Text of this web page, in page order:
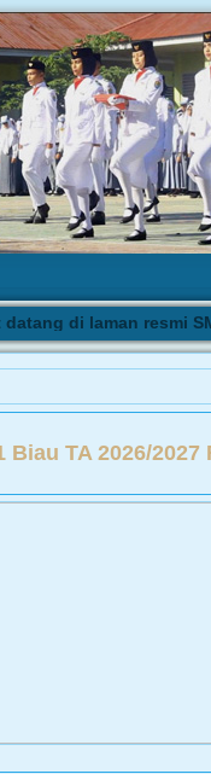
di laman resmi
TA 2026/2027